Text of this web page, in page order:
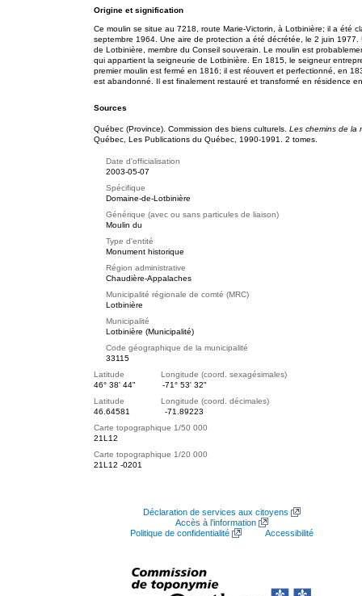
Origine et signification
Ce moulin se situe au 7218, route Marie-Victorin, à Lotbinière; il a été
septembre 1964. Une aire de protection a été décrétée, le 2 juin
de Lotbinière, membre du Conseil souverain. Le moulin est
qui appartient la seigneurie de Lotbinière. En 1815, le seigneur
premier moulin est fermé en 1816; il est réouvert et perfectionné, en
est abandonné. Il est finalement restauré et transformé en résidence
Sources
Québec (Province). Commission des biens culturels. Les chemins de la
Québec, Les Publications du Québec, 1990-1991. 2 tomes.
Date d'officialisation
2003-05-07
Spécifique
Domaine-de-Lotbinière
Générique (avec ou sans particules de liaison)
Moulin du
Type d'entité
Monument historique
Région administrative
Chaudière-Appalaches
Municipalité régionale de comté (MRC)
Lotbinière
Municipalité
Lotbinière (Municipalité)
Code géographique de la municipalité
33115
Latitude Longitude (coord. sexagésimales)
46° 38' 44"
-71° 53' 32"
Latitude Longitude (coord. décimales)
46.64581
-71.89223
Carte topographique 1/50 000
21L12
Carte topographique 1/20 000
21L12 -0201
Déclaration de services aux citoyens
Accès à l’information
Politique de confidentialité
Accessibilité